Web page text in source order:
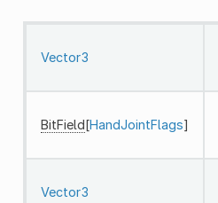
Vector3
BitField[HandJointFlags]
Vector3